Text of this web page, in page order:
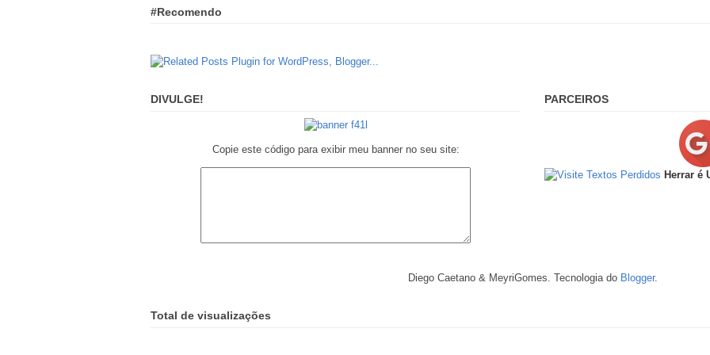
#Recomendo
DIVULGE!
Copie este código para exibir meu banner no seu site:
PARCEIROS
Herrar é
Diego Caetano & MeyriGomes. Tecnologia do Blogger.
Total de visualizações